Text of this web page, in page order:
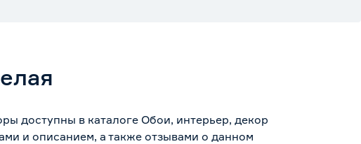
доступны в каталоге Обои, интерьер, декор
и описанием, а также отзывами о данном